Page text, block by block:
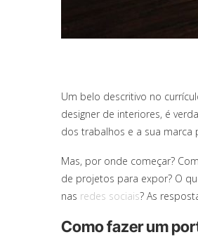
Um belo descritivo no
designer de interiores, é
dos trabalhos e a sua marca
Mas, por onde começar?
de projetos para expor? O
nas redes sociais? As
Como fazer um